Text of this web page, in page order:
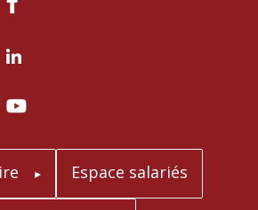
Espace salariés